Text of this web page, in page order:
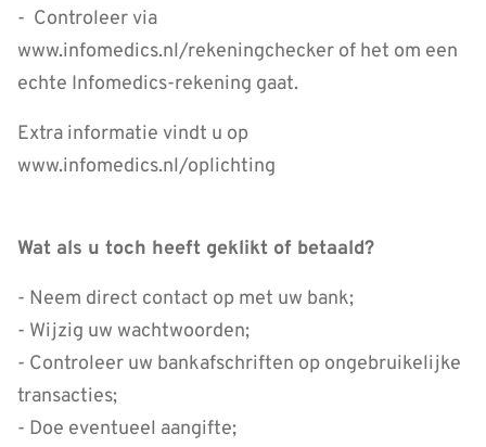
- Controleer via
www.infomedics.nl/rekeningchecker of het om een
echte Infomedics-rekening gaat.
Extra informatie vindt u op
www.infomedics.nl/oplichting
Wat als u toch heeft geklikt of betaald?
- Neem direct contact op met uw bank;
- Wijzig uw wachtwoorden;
- Controleer uw bankafschriften op ongebruikelijke
transacties;
- Doe eventueel aangifte;